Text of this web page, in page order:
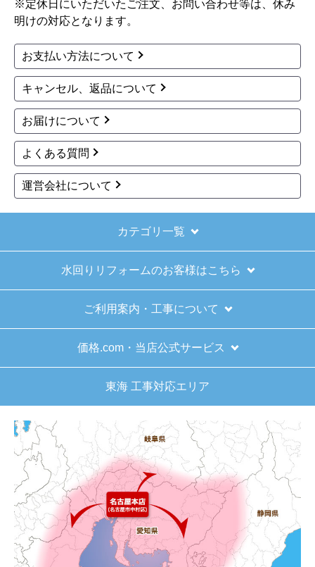
※定休日にいただいたご注文、お問い合わせ等は、休み
明けの対応となります。
お支払い方法について
キャンセル、返品について
お届けについて
よくある質問
運営会社について
カテゴリ一覧
水回りリフォームのお客様はこちら
ご利用案内・工事について
価格.com・当店公式サービス
東海 工事対応エリア